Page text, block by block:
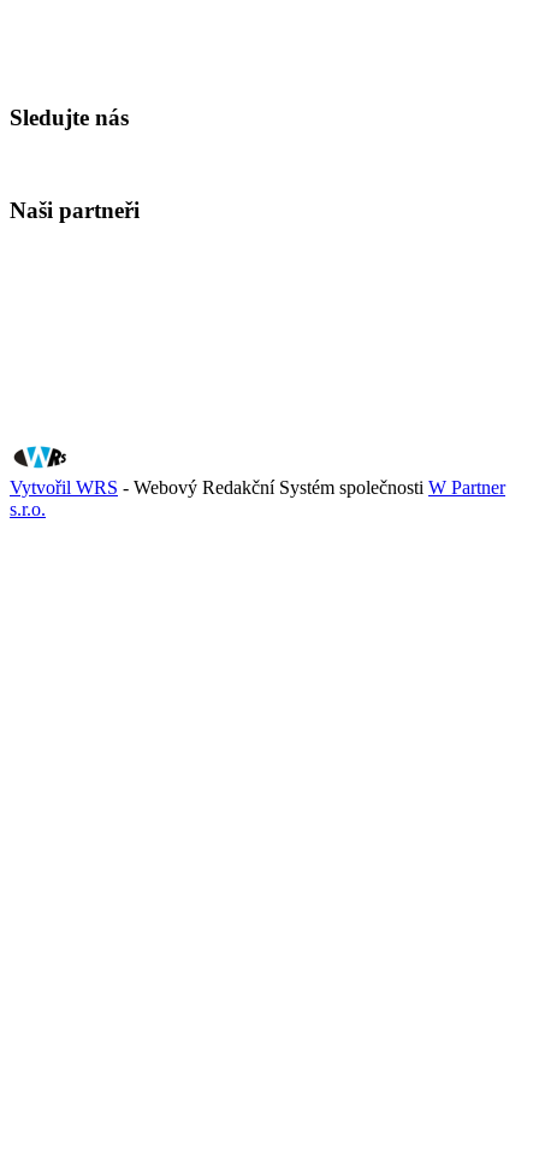
Sledujte nás
Naši partneři
Vytvořil WRS - Webový Redakční Systém společnosti W Partner
s.r.o.